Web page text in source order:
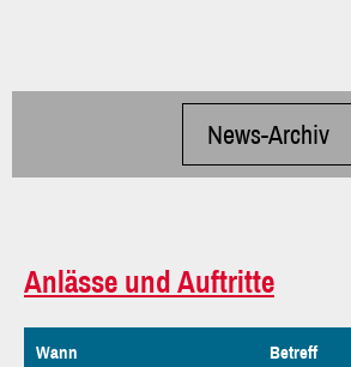
News-Archiv
Anlässe und Auftritte
Wann
Betreff